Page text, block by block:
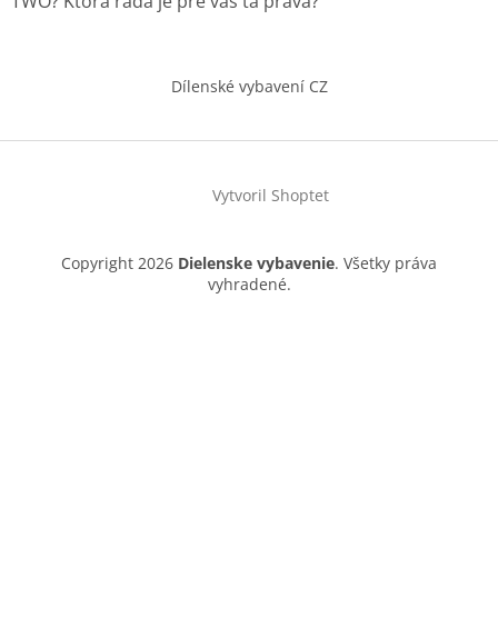
Dílenské vybavení CZ
Vytvoril Shoptet
Copyright 2026 Dielenske vybavenie. Všetky práva
vyhradené.